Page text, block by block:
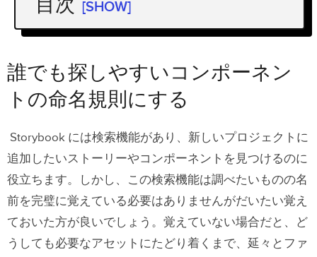
目次 [SHOW]
誰でも探しやすいコンポーネントの命
名規則にする
Storybook のCSFフォーマットにこだ
わる
１回に１つストーリーを作成する
カスタムドキュメントが必要性につい
て開発チームと相談する
Storybookで遊ぶ時間を作る
Storybookのコミュニティに参加する
誰でも探しやすいコンポーネン
トの命名規則にする
Storybook には検索機能があり、新しいプロジェクトに
追加したいストーリーやコンポーネントを見つけるのに
役立ちます。しかし、この検索機能は調べたいものの名
前を完璧に覚えている必要はありませんがだいたい覚え
ておいた方が良いでしょう。覚えていない場合だと、ど
うしても必要なアセットにたどり着くまで、延々とファ